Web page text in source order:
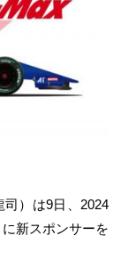
）は9日、2024
新スポンサーを